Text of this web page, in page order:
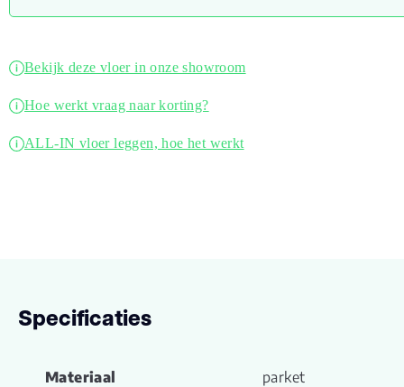
Bekijk deze vloer in onze showroom
Hoe werkt vraag naar korting?
ALL-IN vloer leggen, hoe het werkt
Specificaties
Materiaal parket